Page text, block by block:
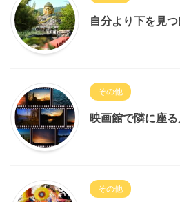
自分より下を見
その他
映画館で隣に座
その他